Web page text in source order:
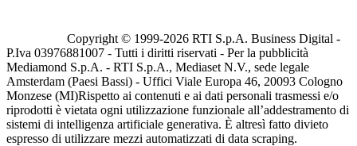
Copyright © 1999-2026 RTI S.p.A. Business Digital -
P.Iva 03976881007 - Tutti i diritti riservati - Per la pubblicità
Mediamond S.p.A. - RTI S.p.A., Mediaset N.V., sede legale
Amsterdam (Paesi Bassi) - Uffici Viale Europa 46, 20093 Cologno
Monzese (MI)Rispetto ai contenuti e ai dati personali trasmessi e/o
riprodotti è vietata ogni utilizzazione funzionale all’addestramento di
sistemi di intelligenza artificiale generativa. È altresì fatto divieto
espresso di utilizzare mezzi automatizzati di data scraping.